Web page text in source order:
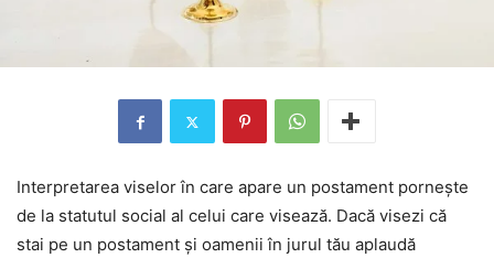
Interpretarea viselor în care apare un postament pornește
de la statutul social al celui care visează. Dacă visezi că
stai pe un postament și oamenii în jurul tău aplaudă